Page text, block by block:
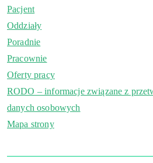
Pacjent
Oddziały
Poradnie
Pracownie
Oferty pracy
RODO – informacje związane z
danych osobowych
Mapa strony